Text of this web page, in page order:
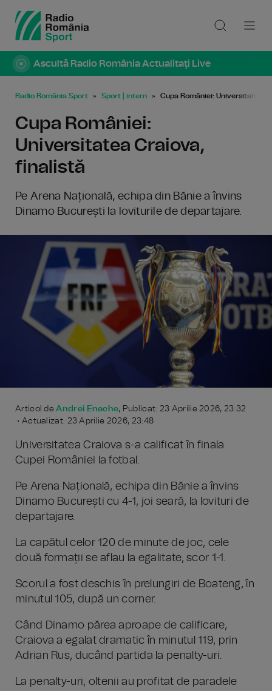
Ascultă Radio România Actualitaţi Live
Radio România Sport Sport | intern Cupa României: Universitatea
Cupa României:
Universitatea Craiova,
finalistă
Pe Arena Națională, echipa din Bănie a învins
Dinamo București la loviturile de departajare.
Articol deAndrei Enache, Publicat: 23 Aprilie 2026, 23:32
• Actualizat: 23 Aprilie 2026, 23:48
Universitatea Craiova s-a calificat în finala
Cupei României la fotbal.
Pe Arena Națională, echipa din Bănie a învins
Dinamo București cu 4-1, joi seară, la lovituri de
departajare.
La capătul celor 120 de minute de joc, cele
două formații se aflau la egalitate, scor 1-1.
Scorul a fost deschis în prelungiri de Boateng, în
minutul 105, după un corner.
Când Dinamo părea aproape de calificare,
Craiova a egalat dramatic în minutul 119, prin
Adrian Rus, ducând partida la penalty-uri.
La penalty-uri, oltenii au profitat de paradele